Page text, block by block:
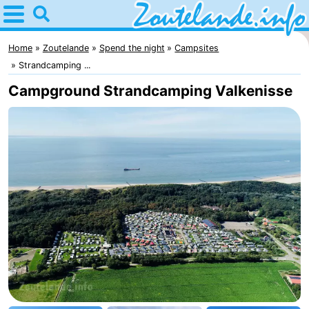
Home
Zoutelande
Tips
For
kids
Webcam
Langstraat
Webcam
Beach
Spend
the
night
Apartments
-
Home Zoutelande Spend the night
Campsites
Strandcamping ...
Campground Strandcamping Valkenisse